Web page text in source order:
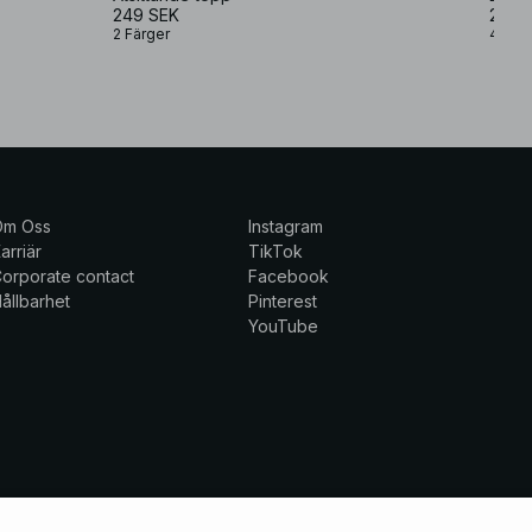
249 SEK
2 Färger
249
4
Oss
contact
Instagram
TikTok
Facebook
Pinterest
YouTube